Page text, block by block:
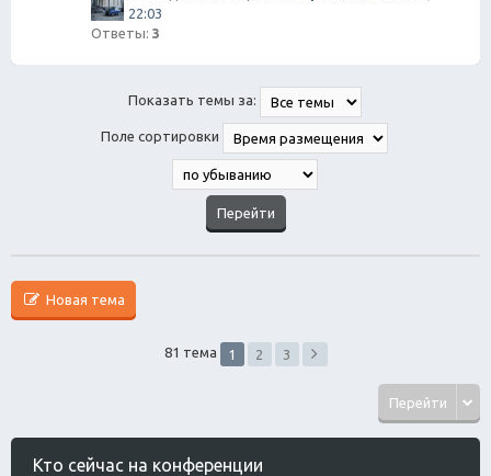
22:03
Ответы: 3
Показать темы за:
Поле сортировки
Новая тема
81 тема 1 2 3
Перейти
Кто сейчас на конференции